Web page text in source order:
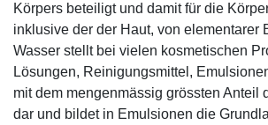
Körpers beteiligt und damit für die
inklusive der der Haut, von elementarer
Wasser stellt bei vielen kosmetischen
Lösungen, Reinigungsmittel,
mit dem mengenmässig grössten Anteil
dar und bildet in Emulsionen die